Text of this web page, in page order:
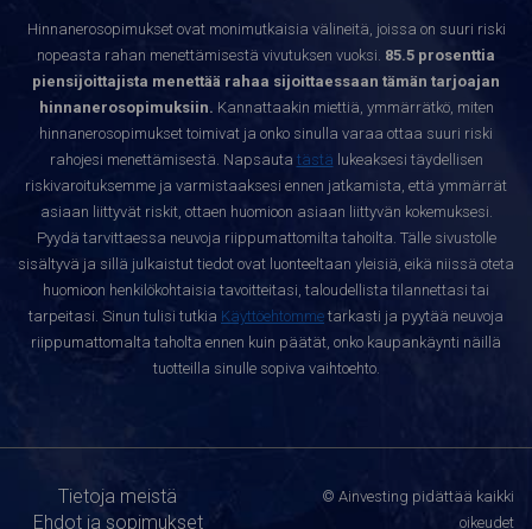
Hinnanerosopimukset ovat monimutkaisia välineitä, joissa on suuri riski
nopeasta rahan menettämisestä vivutuksen vuoksi. 85.5 prosenttia
piensijoittajista menettää rahaa sijoittaessaan tämän tarjoajan
hinnanerosopimuksiin. Kannattaakin miettiä, ymmärrätkö, miten
hinnanerosopimukset toimivat ja onko sinulla varaa ottaa suuri riski
rahojesi menettämisestä. Napsauta tästä lukeaksesi täydellisen
riskivaroituksemme ja varmistaaksesi ennen jatkamista, että ymmärrät
asiaan liittyvät riskit, ottaen huomioon asiaan liittyvän kokemuksesi.
Pyydä tarvittaessa neuvoja riippumattomilta tahoilta. Tälle sivustolle
sisältyvä ja sillä julkaistut tiedot ovat luonteeltaan yleisiä, eikä niissä oteta
huomioon henkilökohtaisia tavoitteitasi, taloudellista tilannettasi tai
tarpeitasi. Sinun tulisi tutkia Käyttöehtomme tarkasti ja pyytää neuvoja
riippumattomalta taholta ennen kuin päätät, onko kaupankäynti näillä
tuotteilla sinulle sopiva vaihtoehto.
Tietoja meistä
Ehdot ja sopimukset
© Ainvesting pidättää kaikki
oikeudet